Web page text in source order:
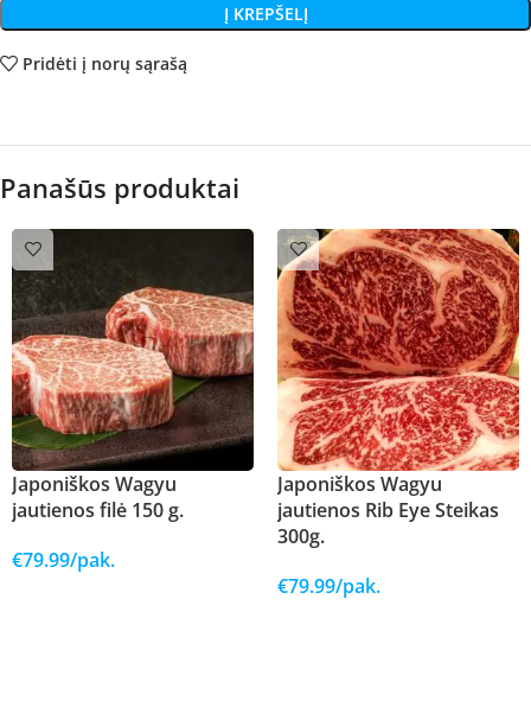
Į KREPŠELĮ
Pridėti į norų sąrašą
Panašūs produktai
Japoniškos Wagyu
jautienos filė 150 g.
€79.99/pak.
Japoniškos Wagyu
jautienos Rib Eye Steikas
300g.
€79.99/pak.